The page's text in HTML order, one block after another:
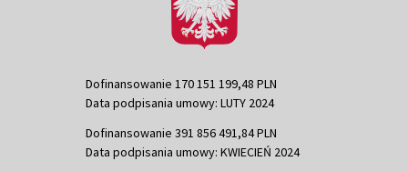
Dofinansowanie 170 151 199,48 PLN
Data podpisania umowy: LUTY 2024
Dofinansowanie 391 856 491,84 PLN
Data podpisania umowy: KWIECIEŃ 2024